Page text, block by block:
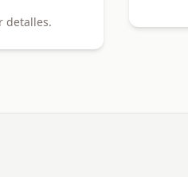
detalles.